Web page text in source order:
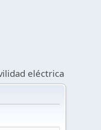
eléctrica